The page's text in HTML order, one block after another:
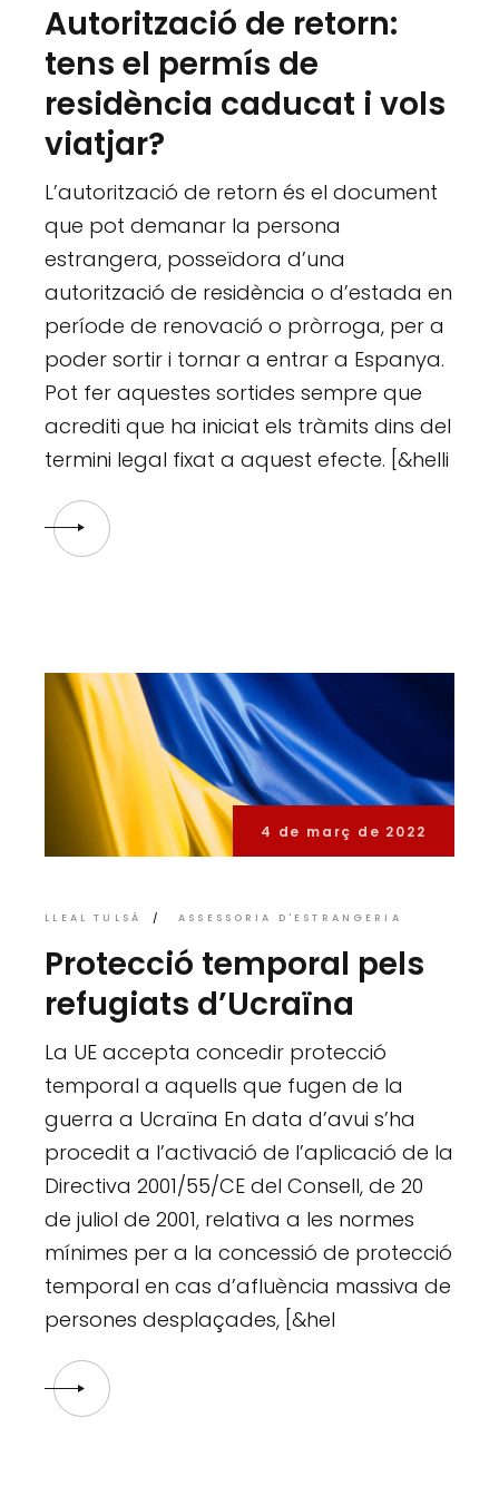
Autorització de retorn:
tens el permís de
residència caducat i vols
viatjar?
L’autorització de retorn és el document
que pot demanar la persona
estrangera, posseïdora d’una
autorització de residència o d’estada en
període de renovació o pròrroga, per a
poder sortir i tornar a entrar a Espanya.
Pot fer aquestes sortides sempre que
acrediti que ha iniciat els tràmits dins del
termini legal fixat a aquest efecte. [&helli
4 de març de 2022
LLEAL TULSÀ ASSESSORIA D'ESTRANGERIA
Protecció temporal pels
refugiats d’Ucraïna
La UE accepta concedir protecció
temporal a aquells que fugen de la
guerra a Ucraïna En data d’avui s’ha
procedit a l’activació de l’aplicació de la
Directiva 2001/55/CE del Consell, de 20
de juliol de 2001, relativa a les normes
mínimes per a la concessió de protecció
temporal en cas d’afluència massiva de
persones desplaçades, [&hel